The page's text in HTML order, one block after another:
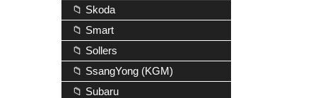
📁 Skoda
📁 Smart
📁 Sollers
📁 SsangYong (KGM)
📁 Subaru